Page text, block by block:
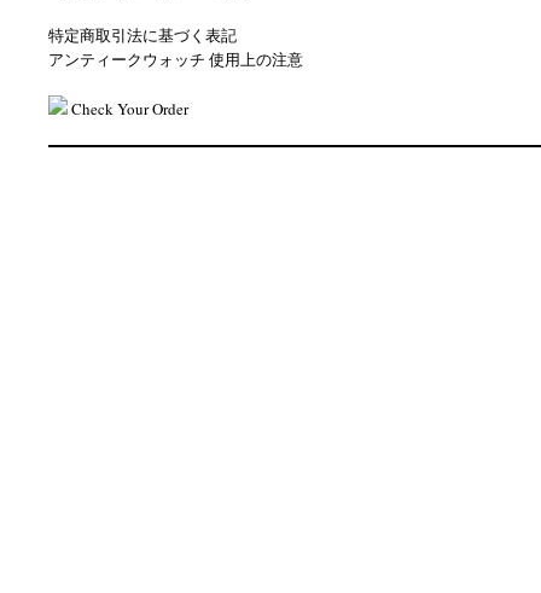
特定商取引法に基づく表記
アンティークウォッチ 使用上の注意
Check Your Order